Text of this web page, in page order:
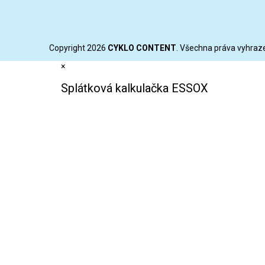
Copyright 2026 CYKLO CONTENT . Všechna práva
×
Splátková kalkulačka ESSOX